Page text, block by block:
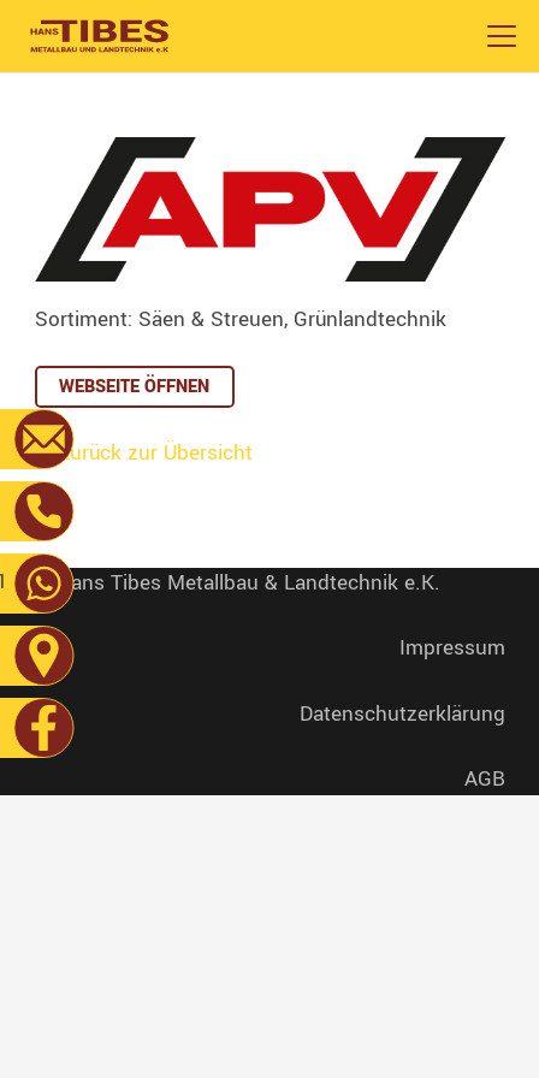
Sortiment: Säen & Streuen, Grünlandtechnik
WEBSEITE ÖFFNEN
<- Zurück zur Übersicht
© Hans Tibes Metallbau & Landtechnik e.K.
Impressum
Datenschutzerklärung
AGB